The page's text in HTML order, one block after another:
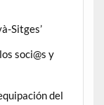
Sitges’
soci@s y
del